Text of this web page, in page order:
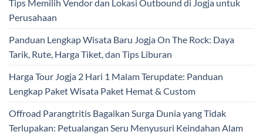
Tips Memilih Vendor dan Lokasi Outbound di Jogja untuk
Perusahaan
Panduan Lengkap Wisata Baru Jogja On The Rock: Daya
Tarik, Rute, Harga Tiket, dan Tips Liburan
Harga Tour Jogja 2 Hari 1 Malam Terupdate: Panduan
Lengkap Paket Wisata Paket Hemat & Custom
Offroad Parangtritis Bagaikan Surga Dunia yang Tidak
Terlupakan: Petualangan Seru Menyusuri Keindahan Alam